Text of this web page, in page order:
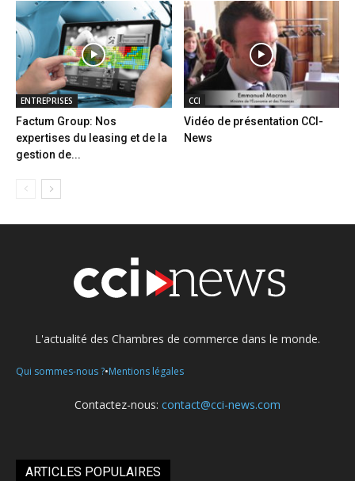
ENTREPRISES
Factum Group: Nos
expertises du leasing et de la
gestion de...
CCI
Vidéo de présentation CCI-
News
L'actualité des Chambres de commerce dans le monde.
Qui sommes-nous ?•Mentions légales
Contactez-nous: contact@cci-news.com
ARTICLES POPULAIRES